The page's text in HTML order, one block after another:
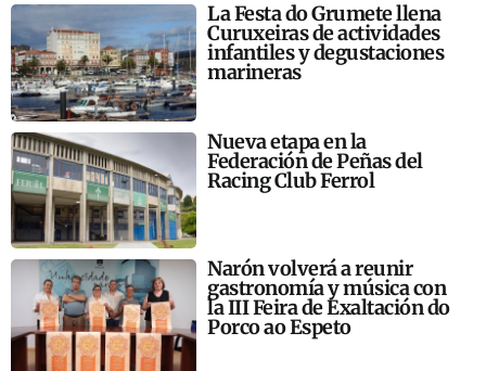
La Festa do Grumete llena
Curuxeiras de actividades
infantiles y degustaciones
marineras
Nueva etapa en la
Federación de Peñas del
Racing Club Ferrol
Narón volverá a reunir
gastronomía y música con
la III Feira de Exaltación do
Porco ao Espeto